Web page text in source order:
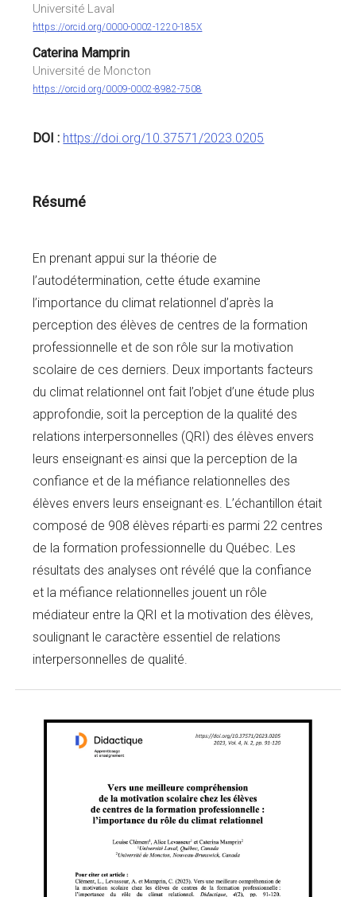
Université Laval
https://orcid.org/0000-0002-1220-185X
Caterina Mamprin
Université de Moncton
https://orcid.org/0009-0002-8982-7508
DOI : https://doi.org/10.37571/2023.0205
Résumé
En prenant appui sur la théorie de
l’autodétermination, cette étude examine
l’importance du climat relationnel d’après la
perception des élèves de centres de la formation
professionnelle et de son rôle sur la motivation
scolaire de ces derniers. Deux importants facteurs
du climat relationnel ont fait l’objet d’une étude plus
approfondie, soit la perception de la qualité des
relations interpersonnelles (QRI) des élèves envers
leurs enseignant·es ainsi que la perception de la
confiance et de la méfiance relationnelles des
élèves envers leurs enseignant·es. L’échantillon était
composé de 908 élèves réparti·es parmi 22 centres
de la formation professionnelle du Québec. Les
résultats des analyses ont révélé que la confiance
et la méfiance relationnelles jouent un rôle
médiateur entre la QRI et la motivation des élèves,
soulignant le caractère essentiel de relations
interpersonnelles de qualité.